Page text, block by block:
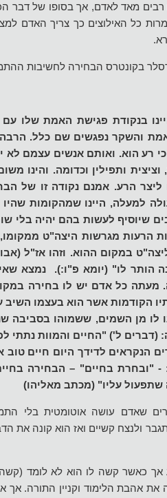
רבים מאד לאדם, אך בסופו של דבר
כל האילוצים כך צריך האדם
בקונטרס הבחירה לחשיבות
בנקודת פגישת האמת שלו
והשקר נפגשים שם כלל. הרבה
רע הוא. ואותם אנשים עצמם
ותפילין וכדומה. והינו
הרע. אמנם נקודה זו של
למעלה, היינו שמהקומות
שיוסיף לעשות בהם יהיה בלי
הרעות מגרשות היצה"ט
במקום ההוא. וזהו אז"ל
הותר לו" (יומא פ"ו:). נמצא
כל אדם יש לו בחירה
הקודמות אשר הוא בעצמו
לו מן השמים, ששמוהו בסביבה
ל') "החיים והמוות נתתי
הנקראים לדידך היום חיים
- "ובחרת בחיים" – הבחירה
עליו" (מכתב מאליהו)
שאדם עושה אוטומטית בלי
ולנצח קשיים ואז הוא קונה את
אך כאשר קשה לו הוא לא לומד (קשה
את אהבת הלימוד וקניין התורה.